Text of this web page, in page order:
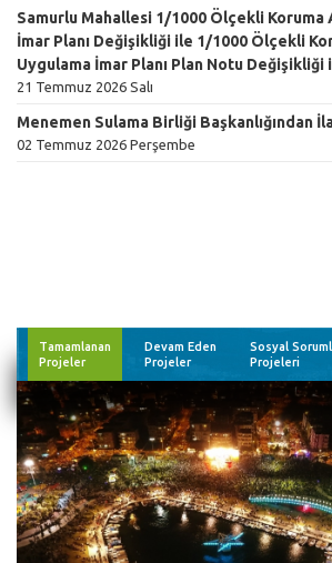
Samurlu Mahallesi 1/1000 Ölçekli Koruma
İmar Planı Değişikliği ile 1/1000 Ölçekli
Uygulama İmar Planı Plan Notu Değişikliği
21 Temmuz 2026 Salı
Menemen Sulama Birliği Başkanlığından
02 Temmuz 2026 Perşembe
Tamamlanan
Projeler
Devam Eden
Projeler
Sosyal
Projeleri